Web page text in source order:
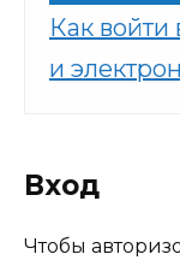
Как
и
Вход
Чтобы